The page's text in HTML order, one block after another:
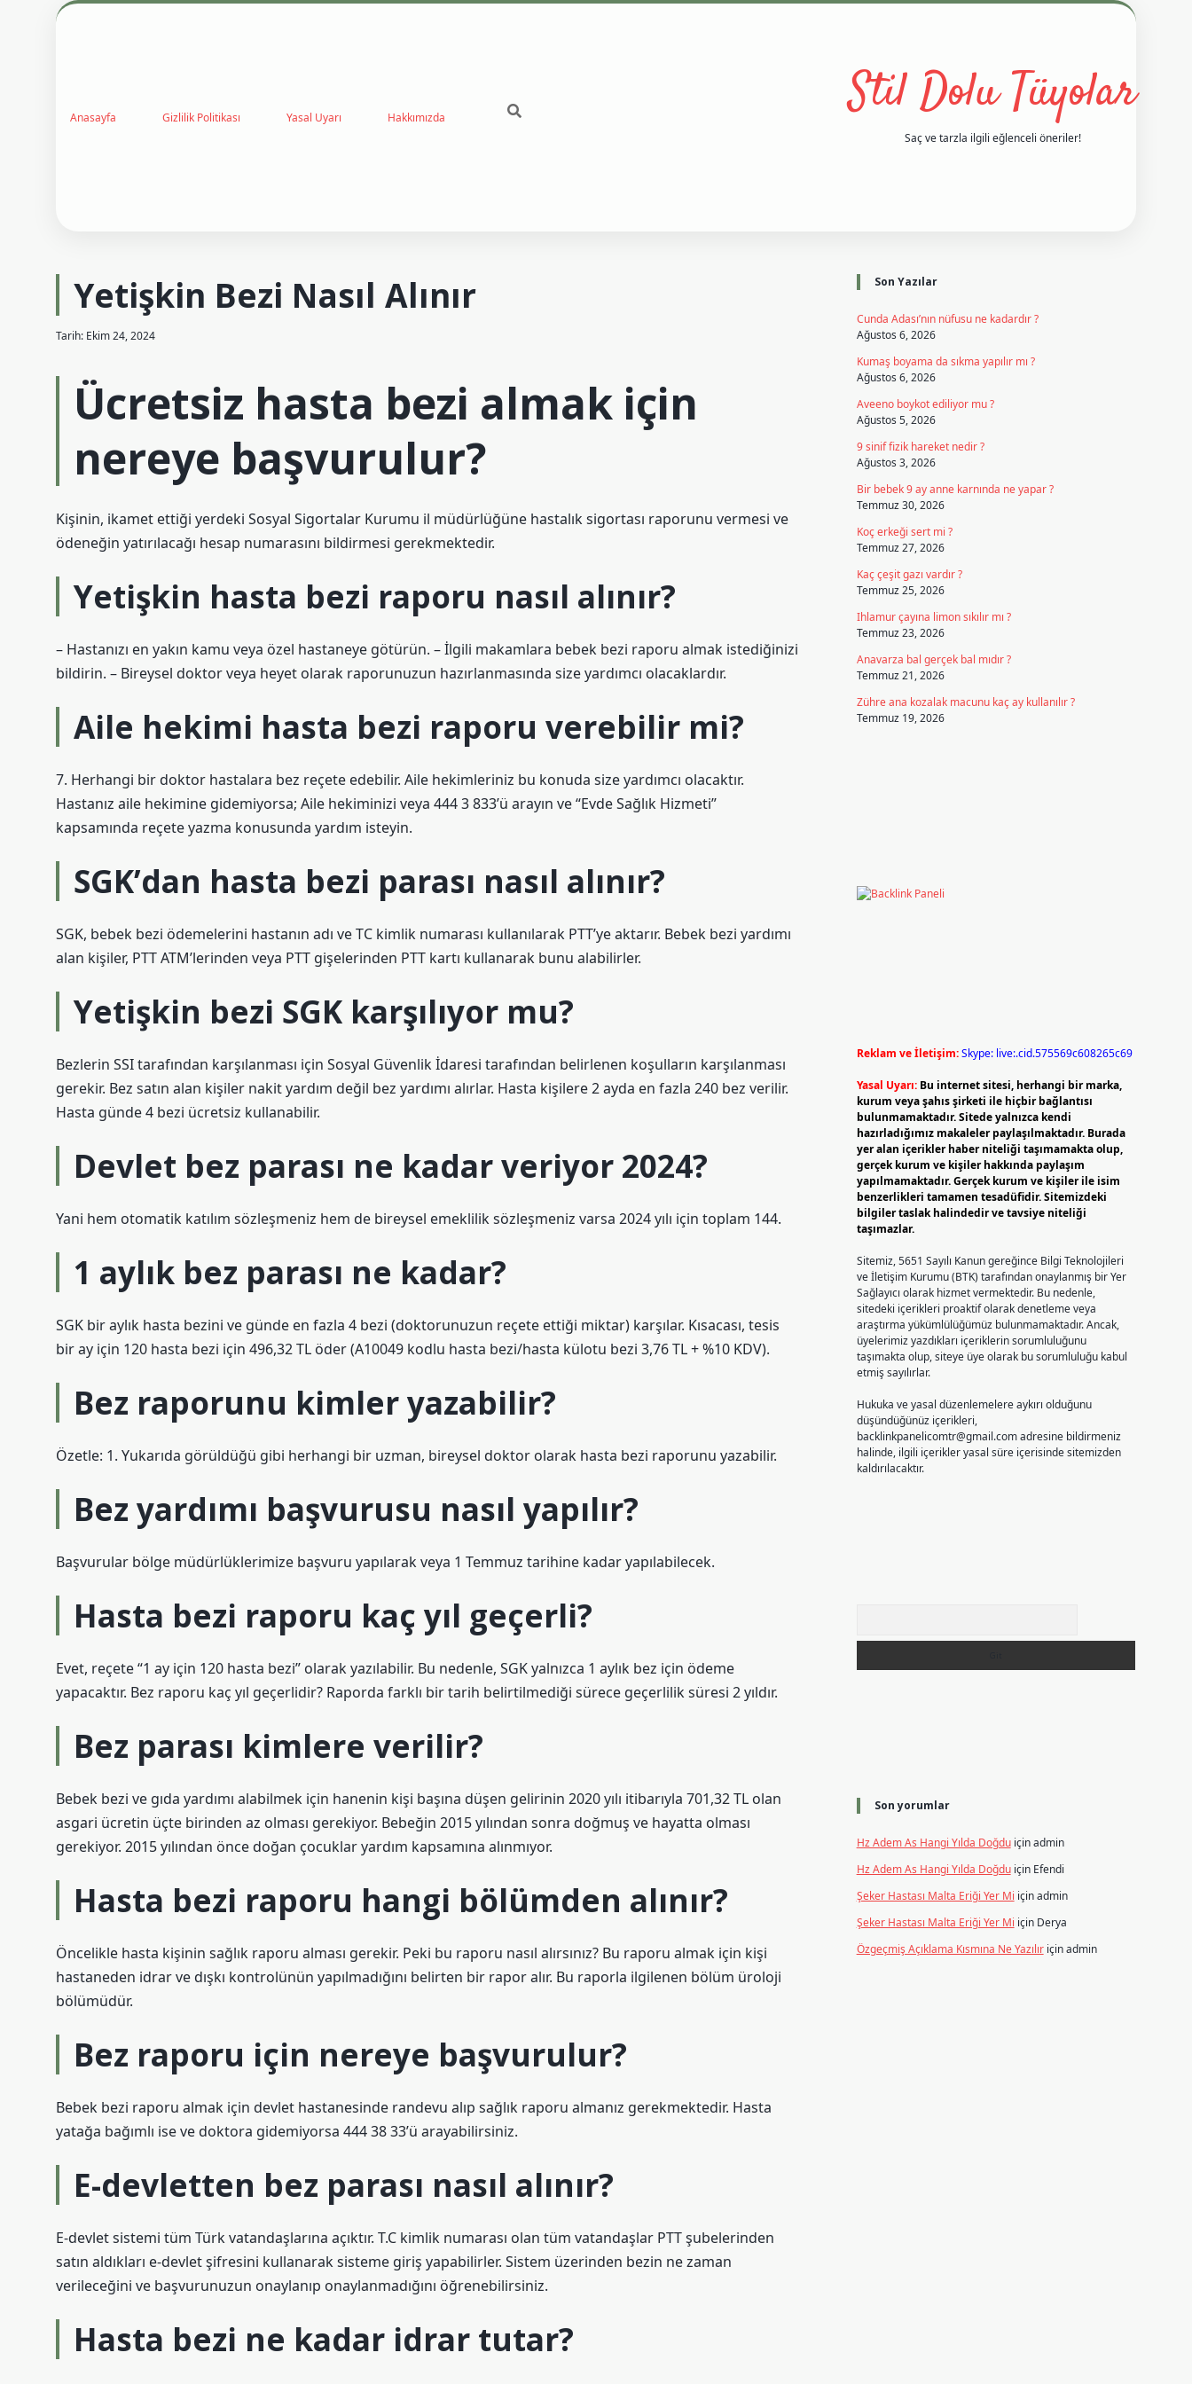
Anasayfa Gizlilik Politikası Yasal Uyarı Hakkımızda Stil Dolu Tüyolar
Saç ve tarzla ilgili eğlenceli öneriler!
Yetişkin Bezi Nasıl Alınır
Tarih: Ekim 24, 2024
Ücretsiz hasta bezi almak için
nereye başvurulur?
Kişinin, ikamet ettiği yerdeki Sosyal Sigortalar Kurumu il müdürlüğüne hastalık sigortası raporunu vermesi ve
ödeneğin yatırılacağı hesap numarasını bildirmesi gerekmektedir.
Yetişkin hasta bezi raporu nasıl alınır?
– Hastanızı en yakın kamu veya özel hastaneye götürün. – İlgili makamlara bebek bezi raporu almak istediğinizi
bildirin. – Bireysel doktor veya heyet olarak raporunuzun hazırlanmasında size yardımcı olacaklardır.
Aile hekimi hasta bezi raporu verebilir mi?
7. Herhangi bir doktor hastalara bez reçete edebilir. Aile hekimleriniz bu konuda size yardımcı olacaktır.
Hastanız aile hekimine gidemiyorsa; Aile hekiminizi veya 444 3 833’ü arayın ve “Evde Sağlık Hizmeti”
kapsamında reçete yazma konusunda yardım isteyin.
SGK’dan hasta bezi parası nasıl alınır?
SGK, bebek bezi ödemelerini hastanın adı ve TC kimlik numarası kullanılarak PTT’ye aktarır. Bebek bezi yardımı
alan kişiler, PTT ATM’lerinden veya PTT gişelerinden PTT kartı kullanarak bunu alabilirler.
Yetişkin bezi SGK karşılıyor mu?
Bezlerin SSI tarafından karşılanması için Sosyal Güvenlik İdaresi tarafından belirlenen koşulların karşılanması
gerekir. Bez satın alan kişiler nakit yardım değil bez yardımı alırlar. Hasta kişilere 2 ayda en fazla 240 bez verilir.
Hasta günde 4 bezi ücretsiz kullanabilir.
Devlet bez parası ne kadar veriyor 2024?
Yani hem otomatik katılım sözleşmeniz hem de bireysel emeklilik sözleşmeniz varsa 2024 yılı için toplam 144.
1 aylık bez parası ne kadar?
SGK bir aylık hasta bezini ve günde en fazla 4 bezi (doktorunuzun reçete ettiği miktar) karşılar. Kısacası, tesis
bir ay için 120 hasta bezi için 496,32 TL öder (A10049 kodlu hasta bezi/hasta külotu bezi 3,76 TL + %10 KDV).
Bez raporunu kimler yazabilir?
Özetle: 1. Yukarıda görüldüğü gibi herhangi bir uzman, bireysel doktor olarak hasta bezi raporunu yazabilir.
Bez yardımı başvurusu nasıl yapılır?
Başvurular bölge müdürlüklerimize başvuru yapılarak veya 1 Temmuz tarihine kadar yapılabilecek.
Hasta bezi raporu kaç yıl geçerli?
Evet, reçete “1 ay için 120 hasta bezi” olarak yazılabilir. Bu nedenle, SGK yalnızca 1 aylık bez için ödeme
yapacaktır. Bez raporu kaç yıl geçerlidir? Raporda farklı bir tarih belirtilmediği sürece geçerlilik süresi 2 yıldır.
Bez parası kimlere verilir?
Bebek bezi ve gıda yardımı alabilmek için hanenin kişi başına düşen gelirinin 2020 yılı itibarıyla 701,32 TL olan
asgari ücretin üçte birinden az olması gerekiyor. Bebeğin 2015 yılından sonra doğmuş ve hayatta olması
gerekiyor. 2015 yılından önce doğan çocuklar yardım kapsamına alınmıyor.
Hasta bezi raporu hangi bölümden alınır?
Öncelikle hasta kişinin sağlık raporu alması gerekir. Peki bu raporu nasıl alırsınız? Bu raporu almak için kişi
hastaneden idrar ve dışkı kontrolünün yapılmadığını belirten bir rapor alır. Bu raporla ilgilenen bölüm üroloji
bölümüdür.
Bez raporu için nereye başvurulur?
Bebek bezi raporu almak için devlet hastanesinde randevu alıp sağlık raporu almanız gerekmektedir. Hasta
yatağa bağımlı ise ve doktora gidemiyorsa 444 38 33’ü arayabilirsiniz.
E-devletten bez parası nasıl alınır?
E-devlet sistemi tüm Türk vatandaşlarına açıktır. T.C kimlik numarası olan tüm vatandaşlar PTT şubelerinden
satın aldıkları e-devlet şifresini kullanarak sisteme giriş yapabilirler. Sistem üzerinden bezin ne zaman
verileceğini ve başvurunuzun onaylanıp onaylanmadığını öğrenebilirsiniz.
Hasta bezi ne kadar idrar tutar?
Sidebar
Son Yazılar
Cunda Adası’nın nüfusu ne kadardır ?
Ağustos 6, 2026
Kumaş boyama da sıkma yapılır mı ?
Ağustos 6, 2026
Aveeno boykot ediliyor mu ?
Ağustos 5, 2026
9 sinif fizik hareket nedir ?
Ağustos 3, 2026
Bir bebek 9 ay anne karnında ne yapar ?
Temmuz 30, 2026
Koç erkeği sert mi ?
Temmuz 27, 2026
Kaç çeşit gazı vardır ?
Temmuz 25, 2026
Ihlamur çayına limon sıkılır mı ?
Temmuz 23, 2026
Anavarza bal gerçek bal mıdır ?
Temmuz 21, 2026
Zühre ana kozalak macunu kaç ay kullanılır ?
Temmuz 19, 2026
Reklam ve İletişim:Skype: live:.cid.575569c608265c69
Yasal Uyarı: Bu internet sitesi, herhangi bir marka,
kurum veya şahıs şirketi ile hiçbir bağlantısı
bulunmamaktadır. Sitede yalnızca kendi
hazırladığımız makaleler paylaşılmaktadır. Burada
yer alan içerikler haber niteliği taşımamakta olup,
gerçek kurum ve kişiler hakkında paylaşım
yapılmamaktadır. Gerçek kurum ve kişiler ile isim
benzerlikleri tamamen tesadüfidir. Sitemizdeki
bilgiler taslak halindedir ve tavsiye niteliği
taşımazlar.
Sitemiz, 5651 Sayılı Kanun gereğince Bilgi Teknolojileri
ve İletişim Kurumu (BTK) tarafından onaylanmış bir Yer
Sağlayıcı olarak hizmet vermektedir. Bu nedenle,
sitedeki içerikleri proaktif olarak denetleme veya
araştırma yükümlülüğümüz bulunmamaktadır. Ancak,
üyelerimiz yazdıkları içeriklerin sorumluluğunu
taşımakta olup, siteye üye olarak bu sorumluluğu kabul
etmiş sayılırlar.
Hukuka ve yasal düzenlemelere aykırı olduğunu
düşündüğünüz içerikleri,
backlinkpanelicomtr@gmail.comadresine bildirmeniz
halinde, ilgili içerikler yasal süre içerisinde sitemizden
kaldırılacaktır.
Son yorumlar
Hz Adem As Hangi Yılda Doğduiçinadmin
Hz Adem As Hangi Yılda Doğduiçin Efendi
Şeker Hastası Malta Eriği Yer Mi içinadmin
Şeker Hastası Malta Eriği Yer Mi için Derya
Özgeçmiş Açıklama Kısmına Ne Yazılıriçinadmin